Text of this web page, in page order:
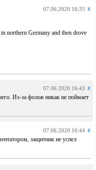
07.06.2020 16:35 #
northern Germany and then drove
07.06.2020 16:43 #
Из-за фолов никак не поймает
07.06.2020 16:44 #
защитник не успел